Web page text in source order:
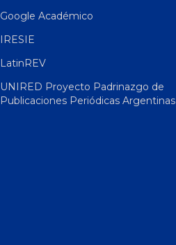
Google Académico
IRESIE
LatinREV
UNIRED Proyecto Padrinazgo de
Publicaciones Periódicas Argentinas